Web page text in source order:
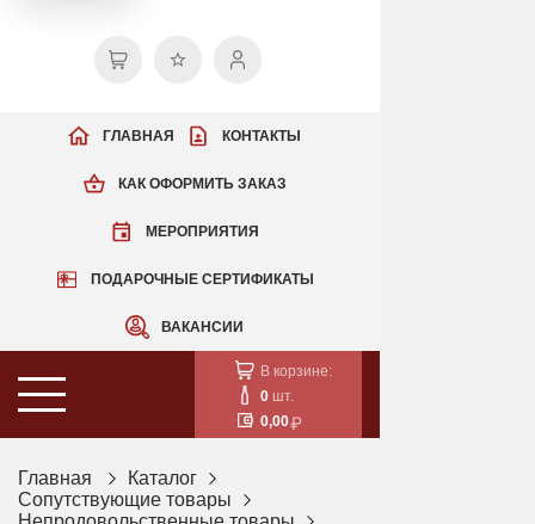
КАК ОФОРМИТЬ ЗАКАЗ
МЕРОПРИЯТИЯ
ПОДАРОЧНЫЕ СЕРТИФИКАТЫ
ВАКАНСИИ
ГЛАВНАЯ КОНТАКТЫ
В корзине:
0 шт.
0,00
Главная
Каталог
Сопутствующие товары